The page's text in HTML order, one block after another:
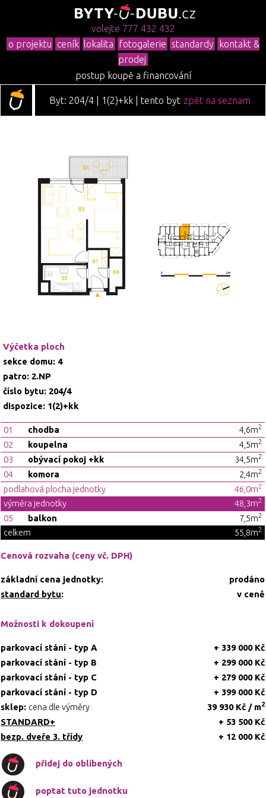
volejte 777 432 432
o projektu ceník lokalita fotogalerie standardy
kontakt &
prodej
postup koupě a financování
zpět na seznam
Byt: 204/4 | 1(2)+kk | tento byt
Výčetka ploch
sekce domu: 4
patro: 2.NP
číslo bytu: 204/4
dispozice: 1(2)+kk
01 chodba 4,6m2
02 koupelna 4,5m2
03 obývací pokoj +kk 34,5m2
04 komora 2,4m2
podlahová plocha jednotky 46,0m2
výměra jednotky 48,3m2
05 balkon 7,5m2
celkem 55,8m2
Cenová rozvaha (ceny vč. DPH)
základní cena jednotky:
prodáno
standard bytu: v ceně
Možnosti k dokoupení
parkovací stání - typ A
+ 339 000 Kč
parkovací stání - typ B
+ 299 000 Kč
parkovací stání - typ C
+ 279 000 Kč
parkovací stání - typ D
+ 399 000 Kč
sklep: cena dle výměry 39 930 Kč / m2
STANDARD+
+ 53 500 Kč
bezp. dveře 3. třídy
+ 12 000 Kč
přidej do oblíbených
poptat tuto jednotku